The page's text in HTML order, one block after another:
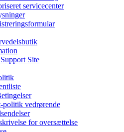
servicecenter
Site
politik vedrørende
for oversættelse